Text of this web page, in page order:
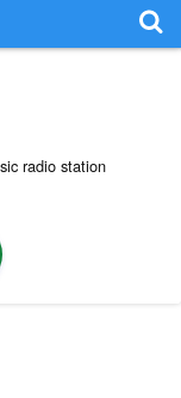
radio station